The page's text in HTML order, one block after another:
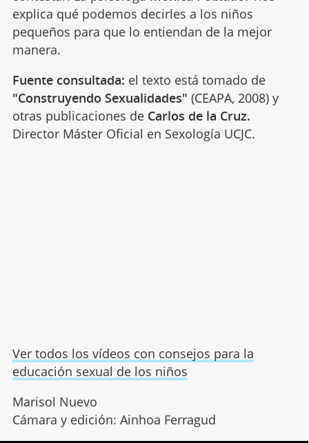
explica qué podemos decirles a los niños
pequeños para que lo entiendan de la mejor
manera.
Fuente consultada: el texto está tomado de
"Construyendo Sexualidades" (CEAPA, 2008) y
otras publicaciones de Carlos de la Cruz.
Director Máster Oficial en Sexología UCJC.
Ver todos los vídeos con consejos para la
educación sexual de los niños
Marisol Nuevo
Cámara y edición: Ainhoa Ferragud